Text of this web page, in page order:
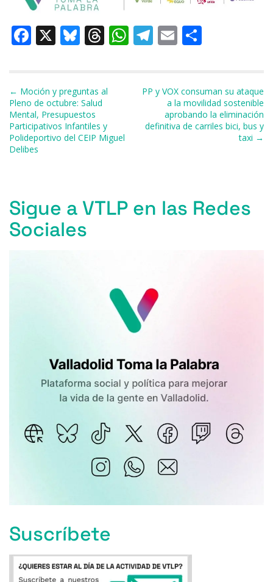
F
e
b
o
o
X
Bl
s
k
y
T
a
s
W T
gr
m
E
l
p
ar
ti
Navegación de entradas
← Moción y preguntas al
Pleno de octubre: Salud
Mental, Presupuestos
Participativos Infantiles y
Polideportivo del CEIP Miguel
Delibes
PP y VOX consuman su ataque
a la movilidad sostenible
aprobando la eliminación
definitiva de carriles bici, bus y
taxi →
Sigue a VTLP en las Redes
Sociales
Suscríbete